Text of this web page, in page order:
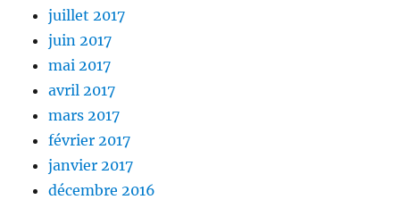
juillet 2017
juin 2017
mai 2017
avril 2017
mars 2017
février 2017
janvier 2017
décembre 2016